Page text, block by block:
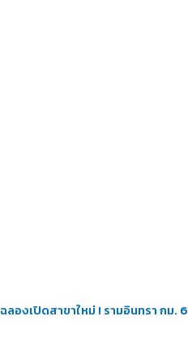
ฉลองเปิดสาขาใหม่ ! รามอินทรา กม. 6